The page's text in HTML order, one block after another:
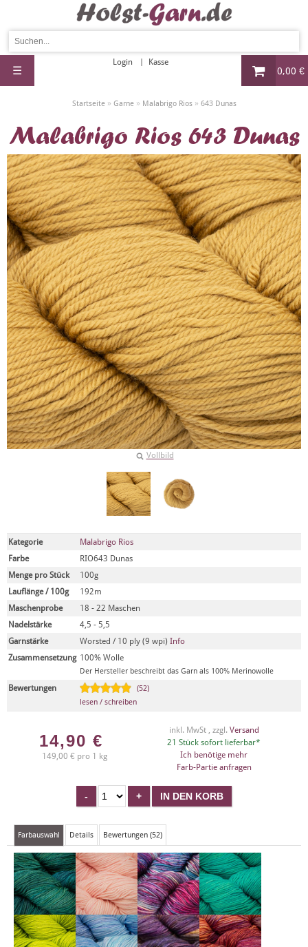
0,00 €
Login Kasse
☰
Startseite» Garne» Malabrigo Rios» 643 Dunas
Malabrigo Rios 643 Dunas
Vollbild
Kategorie
Malabrigo Rios
Farbe
RIO643 Dunas
Menge pro Stück
100g
Lauflänge / 100g
192m
Maschenprobe
18 - 22 Maschen
Nadelstärke
4,5 - 5,5
Garnstärke
Worsted / 10 ply (9 wpi) Info
Zusammensetzung 100% Wolle
Der Hersteller beschreibt das Garn als 100% Merinowolle
Bewertungen
(52)
lesen / schreiben
14,90 €
149,00 € pro 1 kg
inkl. MwSt , zzgl. Versand
21 Stück sofort lieferbar*
Ich benötige mehr
Farb-Partie anfragen
Farbauswahl Details Bewertungen (52)